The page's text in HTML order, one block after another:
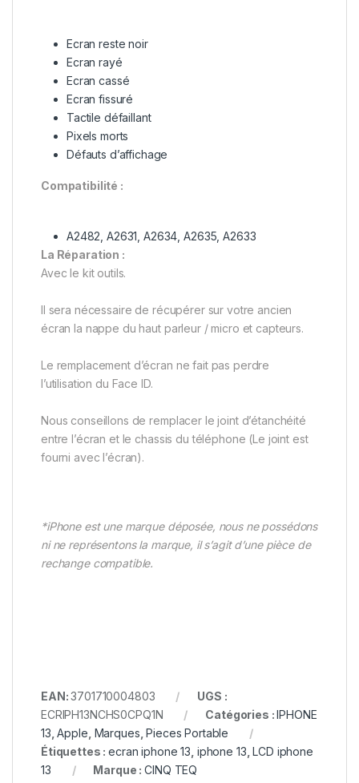
Ecran reste noir
Ecran rayé
Ecran cassé
Ecran fissuré
Tactile défaillant
Pixels morts
Défauts d’affichage
Compatibilité :
A2482, A2631, A2634, A2635, A2633
La Réparation :
Avec le kit outils.
Il sera nécessaire de récupérer sur votre ancien
écran la nappe du haut parleur / micro et capteurs.
Le remplacement d’écran ne fait pas perdre
l’utilisation du Face ID.
Nous conseillons de remplacer le joint d’étanchéité
entre l’écran et le chassis du téléphone (Le joint est
fourni avec l’écran).
*iPhone est une marque déposée, nous ne possédons
ni ne représentons la marque, il s’agit d’une pièce de
rechange compatible.
EAN:3701710004803
UGS :
ECRIPH13NCHS0CPQ1N
Catégories :IPHONE
13 ,Apple Marques ,Pieces Portable
Étiquettes :ecran iphone 13 iphone 13 ,LCD iphone
13
Marque :CINQ TEQ